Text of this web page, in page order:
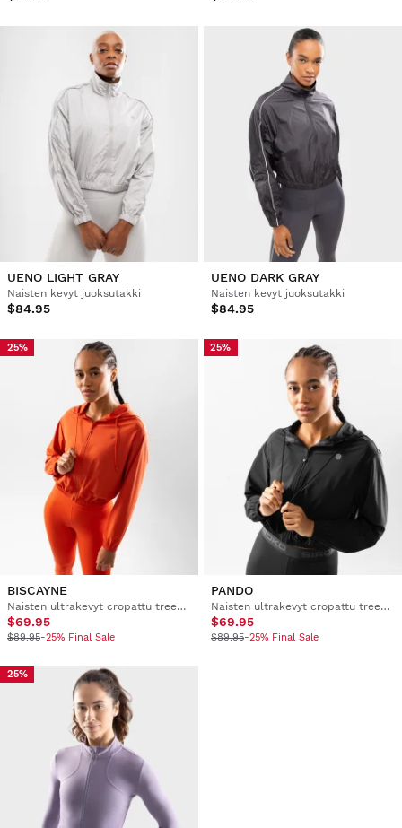
UENO LIGHT GRAY
Naisten kevyt juoksutakki
$84.95
UENO DARK GRAY
Naisten kevyt juoksutakki
$84.95
25%
BISCAYNE
Naisten ultrakevyt cropattu treenituulitakki
$69.95
$89.95-25% Final Sale
25%
PANDO
Naisten ultrakevyt cropattu treenituulitakki
$69.95
$89.95-25% Final Sale
25%